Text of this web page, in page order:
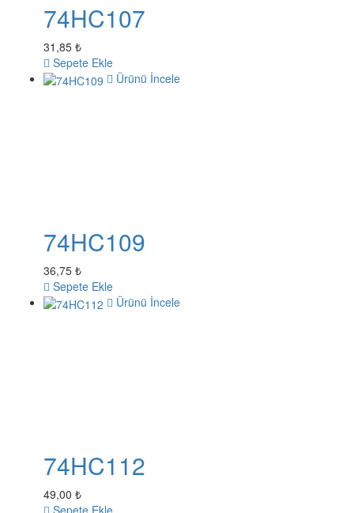
74HC107
31,85 ₺
Sepete Ekle
Ürünü İncele
74HC109
36,75 ₺
Sepete Ekle
Ürünü İncele
74HC112
49,00 ₺